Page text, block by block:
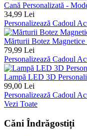
Cană Personalizată -
34,99 Lei
Personalizează Cadoul
Mărturii Botez
79,99 Lei
Personalizează Cadoul
Lampă LED 3D
99,00 Lei
Personalizează Cadoul
Vezi Toate
Căni Îndrăgostiți